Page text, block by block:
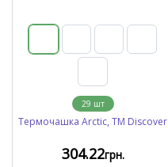
29 шт
Термочашка Arctic, TM Discover
304.22грн.